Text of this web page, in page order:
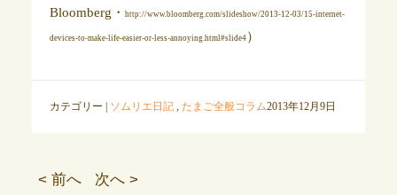
Bloomberg・ http://www.bloomberg.com/slideshow/2013-12-03/15-internet-
devices-to-make-life-easier-or-less-annoying.html#slide4）
カテゴリー | ソムリエ日記, たまご全般コラム2013年12月9日
< 前へ 次へ >